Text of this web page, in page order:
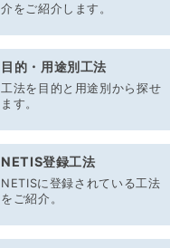
介をご紹介します。
目的・用途別工法
工法を目的と用途別から探せ
ます。
NETIS登録工法
NETISに登録されている工法
をご紹介。